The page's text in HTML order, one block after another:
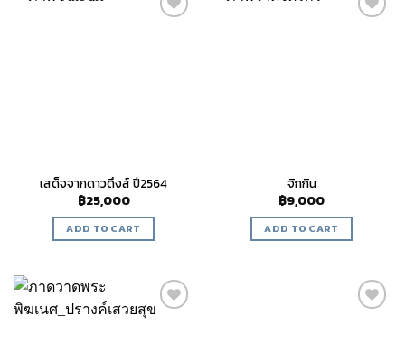
เสด็จจากดาวดึงส์ ปี2564
฿25,000
ADD TO CART
จิกกิน
฿9,000
ADD TO CART